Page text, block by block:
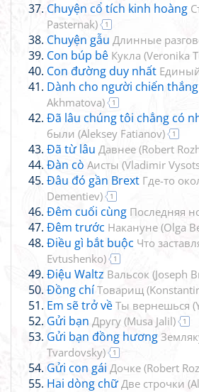
Chuyện cổ tích kinh hoàng
Pasternak) 1
Chuyện gẫu Длинные
Con búp bê Кукла (Veronika
Con đường duy nhất
Dành cho người chiến thắng
Akhmatova) 1
Đã lâu chúng tôi chẳng có
были (Aleksey Fatianov) 1
Đã từ lâu Давнее (Robert
Đàn cò Аисты (Vladimir
Đâu đó gần Brext Где-то
Dementiev) 1
Đêm cuối cùng Последняя
Đêm trước Накануне (Olga
Điều gì bắt buộc Что
Evtushenko) 1
Điệu Waltz Вальсок (Joseph
Đồng chíТоварищ (
Em sẽ trở về Ты вернешься (
Gửi bạn Другу (Musa Jalil) 1
Gửi bạn đồng hương
Tvardovsky) 1
Gửi con gái Дочке (Robert
Hai dòng chữ Две строчки (